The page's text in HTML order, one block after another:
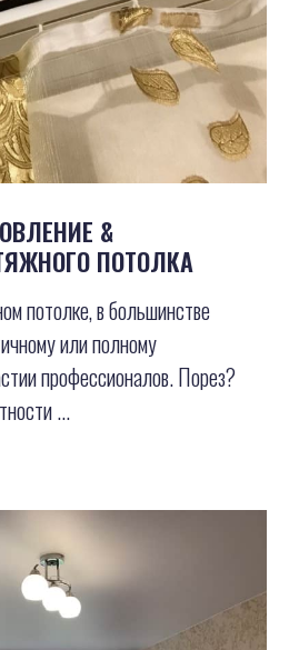
&
ПОТОЛКА
потолке, в большинстве
или полному
профессионалов. Порез?
...